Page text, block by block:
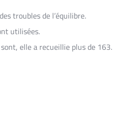
troubles de l’équilibre.
utilisées.
elle a recueillie plus de 163.